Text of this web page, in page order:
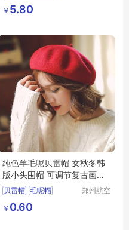
鸭舌帽时装帽
￥ 5.80
纯色羊毛呢贝雷帽 女秋冬韩
版小头围帽 可调节复古画家
帽 冬季帽子
贝雷帽 毛呢帽
冬季帽子
郑州航空
￥ 0.60